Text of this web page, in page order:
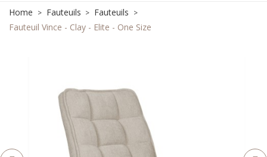
Home Fauteuils
Fauteuils
Fauteuil Vince - Clay - Elite - One Size